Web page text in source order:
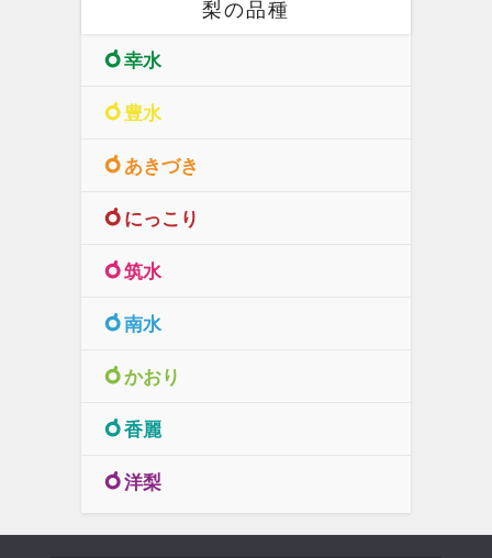
梨の品種
幸水
豊水
あきづき
にっこり
筑水
南水
かおり
香麗
洋梨